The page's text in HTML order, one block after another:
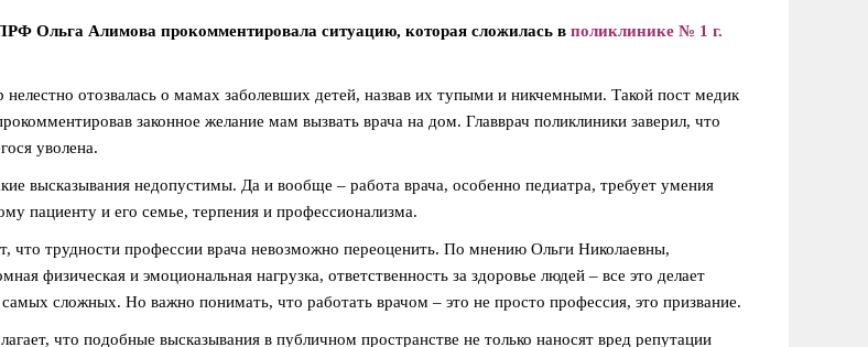
Ольга Алимова прокомментировала ситуацию, которая сложилась в поликлинике № 1 г.
отозвалась о мамах заболевших детей, назвав их тупыми и никчемными. Такой пост медик
законное желание мам вызвать врача на дом. Главврач поликлиники заверил, что
уволена.
высказывания недопустимы. Да и вообще – работа врача, особенно педиатра, требует умения
пациенту и его семье, терпения и профессионализма.
что трудности профессии врача невозможно переоценить. По мнению Ольги Николаевны,
физическая и эмоциональная нагрузка, ответственность за здоровье людей – все это делает
сложных. Но важно понимать, что работать врачом – это не просто профессия, это призвание.
что подобные высказывания в публичном пространстве не только наносят вред репутации